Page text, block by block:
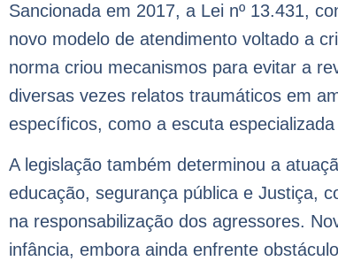
Sancionada em 2017, a Lei nº 13.431,
novo modelo de atendimento voltado a
norma criou mecanismos para evitar a
diversas vezes relatos traumáticos em
específicos, como a escuta
A legislação também determinou a
educação, segurança pública e Justiça,
na responsabilização dos agressores.
infância, embora ainda enfrente